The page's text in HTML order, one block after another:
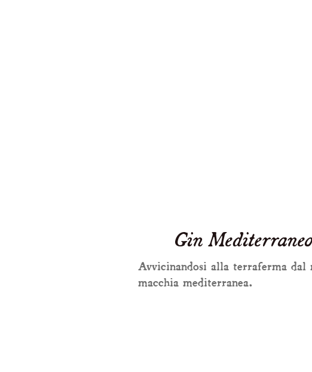
Gin
Avvicinandosi alla terraferma dal
macchia mediterranea.